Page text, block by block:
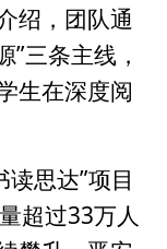
绍，团队通
”三条主线，
生在深度阅
思达”项目
超过33万人